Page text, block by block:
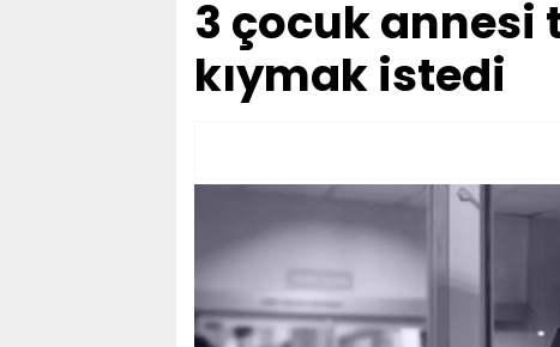
3 çocuk annesi
kıymak istedi